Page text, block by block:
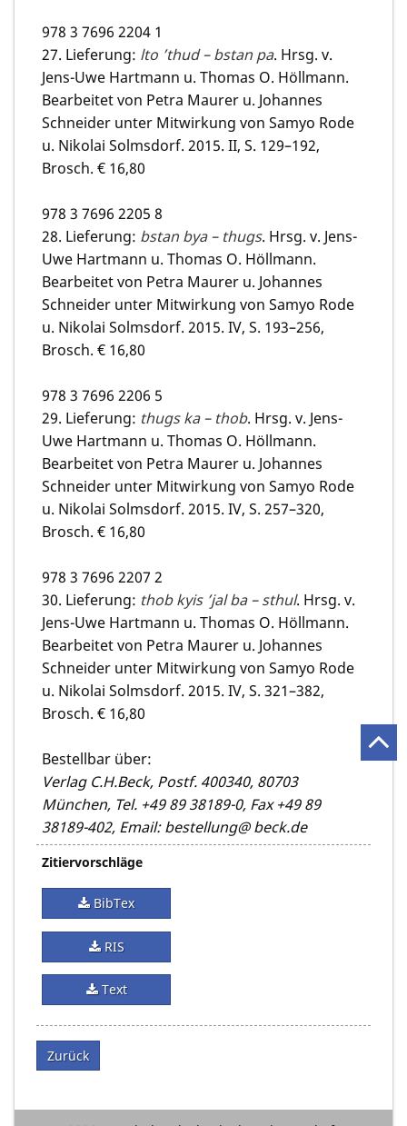
978 3 7696 2204 1
27. Lieferung: lto ’thud – bstan pa. Hrsg. v.
Jens-Uwe Hartmann u. Thomas O. Höllmann.
Bearbeitet von Petra Maurer u. Johannes
Schneider unter Mitwirkung von Samyo Rode
u. Nikolai Solmsdorf. 2015. II, S. 129–192,
Brosch. € 16,80
978 3 7696 2205 8
28. Lieferung: bstan bya – thugs. Hrsg. v. Jens-
Uwe Hartmann u. Thomas O. Höllmann.
Bearbeitet von Petra Maurer u. Johannes
Schneider unter Mitwirkung von Samyo Rode
u. Nikolai Solmsdorf. 2015. IV, S. 193–256,
Brosch. € 16,80
978 3 7696 2206 5
29. Lieferung: thugs ka – thob. Hrsg. v. Jens-
Uwe Hartmann u. Thomas O. Höllmann.
Bearbeitet von Petra Maurer u. Johannes
Schneider unter Mitwirkung von Samyo Rode
u. Nikolai Solmsdorf. 2015. IV, S. 257–320,
Brosch. € 16,80
978 3 7696 2207 2
30. Lieferung: thob kyis ’jal ba – sthul. Hrsg. v.
Jens-Uwe Hartmann u. Thomas O. Höllmann.
Bearbeitet von Petra Maurer u. Johannes
Schneider unter Mitwirkung von Samyo Rode
u. Nikolai Solmsdorf. 2015. IV, S. 321–382,
Brosch. € 16,80
Bestellbar über:
Verlag C.H.Beck, Postf. 400340, 80703
München, Tel. +49 89 38189-0, Fax +49 89
38189-402, Email: bestellung@ beck.de
Zitiervorschläge
BibTex
RIS
Text
Zurück